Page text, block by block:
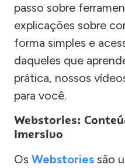
passo sobre
explicações sobre
forma simples e
daqueles que
prática, nossos
para você.
Webstories:
Imersivo
Os Webstories são